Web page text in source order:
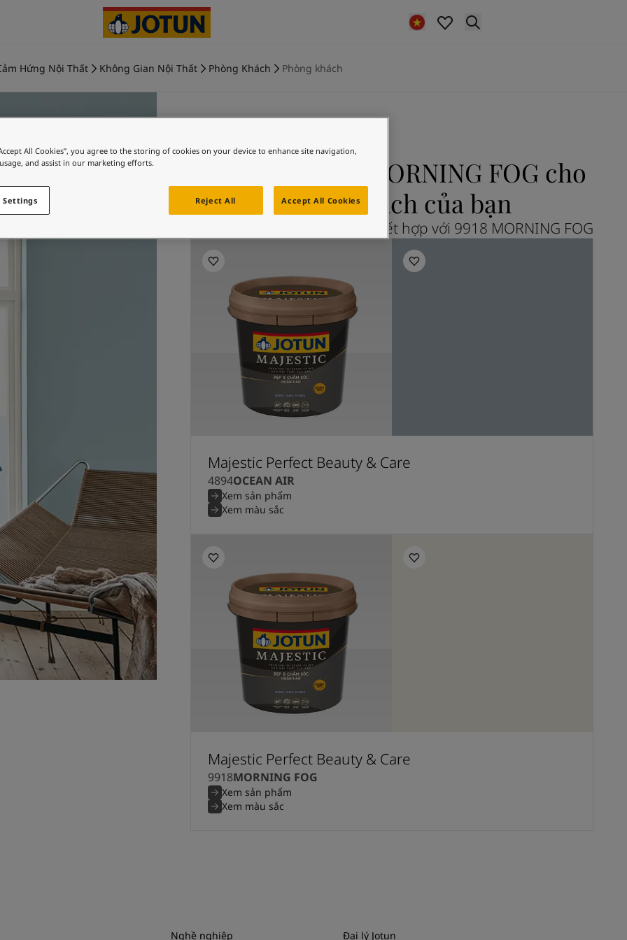
Hứng Nội Thất Không Gian Nội Thất Phòng Khách Phòng khách
OCEAN AIR và MORNING FOG cho
phòng khách của bạn
Khám phá 4894 OCEAN AIR kết hợp với 9918 MORNING FOG
Majestic Perfect Beauty & Care
4894OCEAN AIR
Xem sản phẩm
Xem màu sắc
Majestic Perfect Beauty & Care
9918MORNING FOG
Xem sản phẩm
Xem màu sắc
Nghề nghiệp Đại lý Jotun
All Cookies”, you agree to the storing of cookies on your device to enhance site navigation,
and assist in our marketing efforts.
Reject All Accept All Cookies
Settings